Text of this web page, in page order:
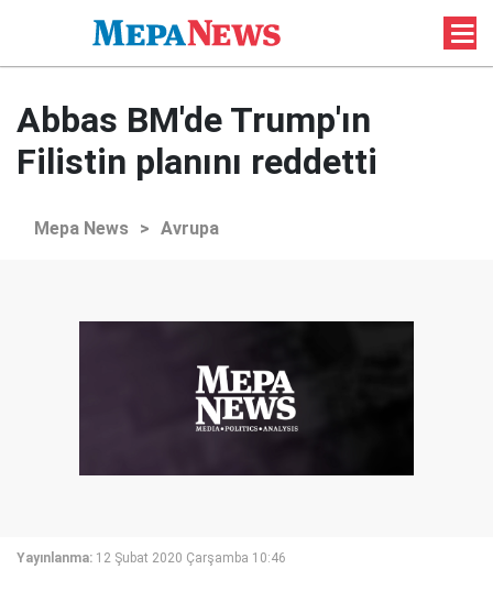
Abbas BM'de Trump'ın
Filistin planını reddetti
Mepa News > Avrupa
Yayınlanma: 12 Şubat 2020 Çarşamba 10:46